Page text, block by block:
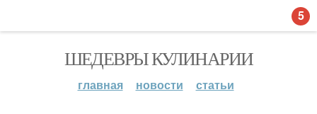
ШЕДЕВРЫ КУЛИНАРИИ
главная новости статьи
5